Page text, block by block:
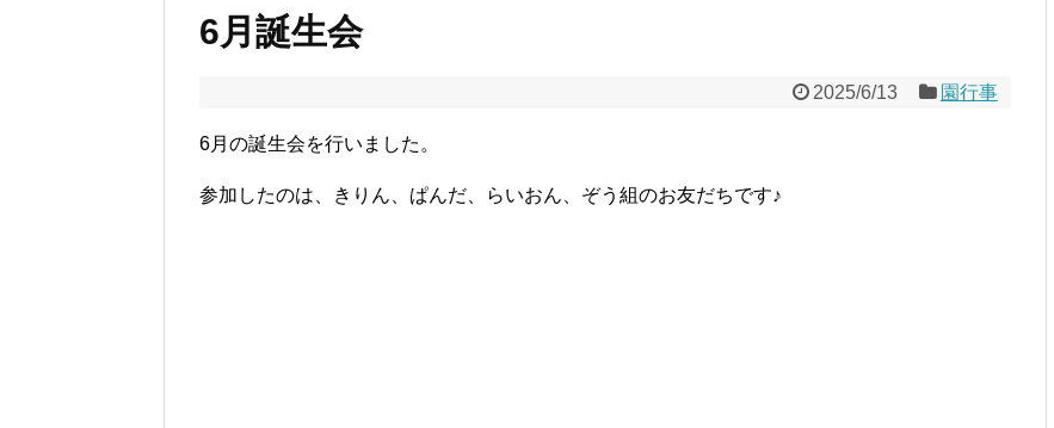
6月誕生会
2025/6/13 園行事
6月の誕生会を行いました。
参加したのは、きりん、ぱんだ、らいおん、ぞう組のお友だちです♪